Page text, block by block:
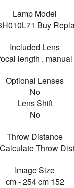
Lamp Model
Buy
Included Lens
length , manual
Optional Lenses
No
Lens Shift
No
Throw Distance
Image Size
152 cm - 254 cm